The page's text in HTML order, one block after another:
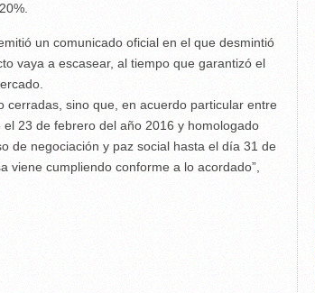
un comunicado oficial en el que desmintió
vaya a escasear, al tiempo que garantizó el
cerradas, sino que, en acuerdo particular entre
23 de febrero del año 2016 y homologado
de negociación y paz social hasta el día 31 de
viene cumpliendo conforme a lo acordado”,